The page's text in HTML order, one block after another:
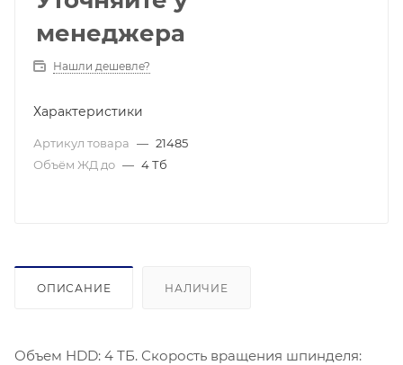
менеджера
Нашли дешевле?
Характеристики
Артикул товара — 21485
Объём ЖД до — 4 Тб
ОПИСАНИЕ НАЛИЧИЕ
Объем HDD: 4 ТБ. Скорость вращения шпинделя: